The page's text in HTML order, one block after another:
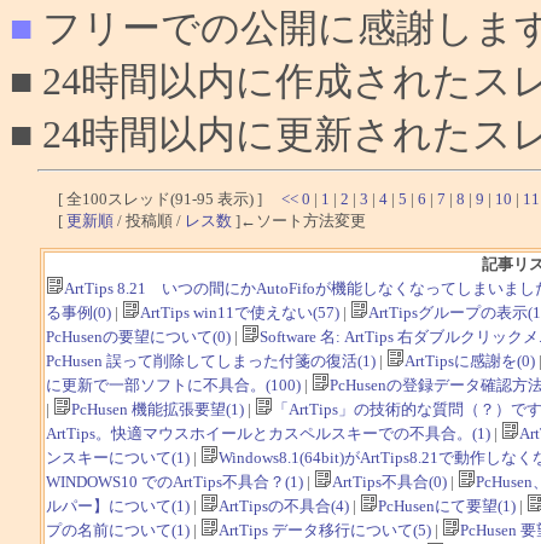
■ フリーでの公開に感謝しま
■ 24時間以内に作成されたス
■ 24時間以内に更新されたス
[ 全100スレッド(91-95 表示) ] << 0 | 1 | 2 | 3 | 4 | 5 | 6 | 7 | 8 | 9 | 10 | 11
[ 更新順 / 投稿順 / レス数 ]←ソート方法変更
記事リ
ArtTips 8.21 いつの間にかAutoFifoが機能しなくなってしまいまし
る事例(0)| ArtTips win11で使えない(57)|
ArtTipsグループの表示
PcHusenの要望について(0)|
Software 名: ArtTips 右ダブルクリック
PcHusen 誤って削除してしまった付箋の復活(1)| ArtTipsに感謝を(0)
に更新で一部ソフトに不具合。(100)|
PcHusenの登録データ確認方
|
PcHusen 機能拡張要望(1)|
「ArtTips」の技術的な質問（？）で
ArtTips。快適マウスホイールとカスペルスキーでの不具合。(1)|
ンスキーについて(1)|
Windows8.1(64bit)がArtTips8.21で動作しなく
WINDOWS10 でのArtTips不具合？(1)| ArtTips不具合(0)|
PcHusen
ルパー】について(1)| ArtTipsの不具合(4)| PcHusenにて要望(1)|
プの名前について(1)| ArtTips データ移行について(5)|
PcHusen